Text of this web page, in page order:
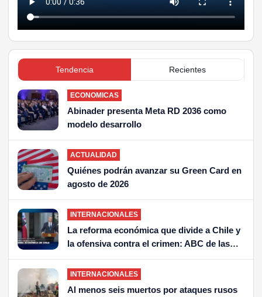
Tendencia Recientes
ECONOMICAS
Abinader presenta Meta RD 2036 como
modelo desarrollo
ACTUALIDAD
Quiénes podrán avanzar su Green Card en
agosto de 2026
INTERNACIONALES
La reforma económica que divide a Chile y
la ofensiva contra el crimen: ABC de las
dos grandes apuestas de Kast
INTERNACIONALES
Al menos seis muertos por ataques rusos